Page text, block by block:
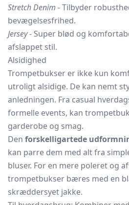
Stretch Denim - Tilbyder
bevægelsesfrihed.
Jersey- Super blød og
afslappet stil.
Alsidighed
Trompetbukser er ikke kun
utroligt alsidige. De kan nemt
anledningen. Fra casual
formelle events, kan
garderobe og smag.
Den forskelligartede
kan parre dem med alt fra
bluser. For en mere poleret og
trompetbukser bæres med en
skræddersyet jakke.